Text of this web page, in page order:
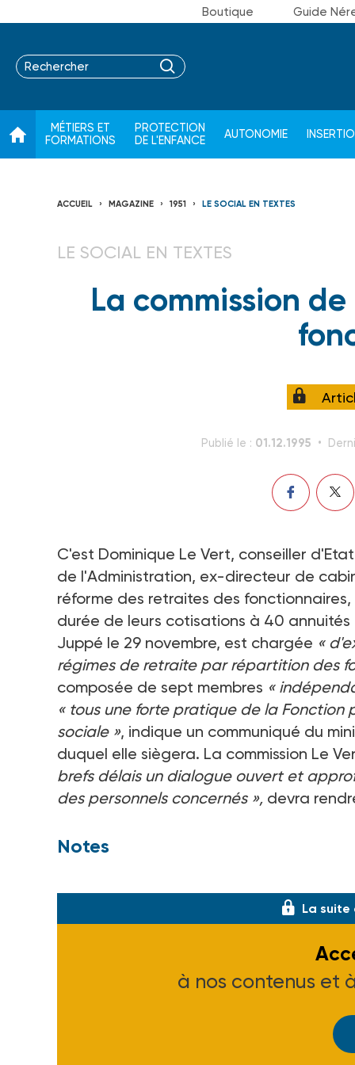
Boutique Guide
MÉTIERS ET
FORMATIONS
PROTECTION
DE L'ENFANCE
AUTONOMIE
ACCUEIL MAGAZINE 1951 LE SOCIAL EN TEXTES
LE SOCIAL EN TEXTES
La commission
Publié le : 01.12.1995
C'est Dominique Le Vert, conseiller
de l'Administration, ex-directeur de
réforme des retraites des
durée de leurs cotisations à 40
Juppé le 29 novembre, est chargée «
régimes de retraite par répartition des
composée de sept membres «
« tous une forte pratique de la
sociale », indique un communiqué du
duquel elle siègera. La commission Le
brefs délais un dialogue ouvert et
des personnels concernés », devra
Notes
La suite
à nos contenus et